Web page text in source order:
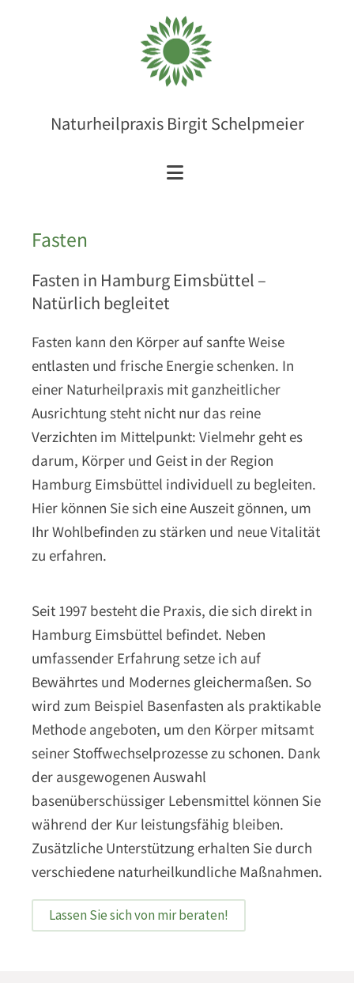
Naturheilpraxis Birgit Schelpmeier
Fasten
Fasten in Hamburg Eimsbüttel –
Natürlich begleitet
Fasten kann den Körper auf sanfte Weise
entlasten und frische Energie schenken. In
einer Naturheilpraxis mit ganzheitlicher
Ausrichtung steht nicht nur das reine
Verzichten im Mittelpunkt: Vielmehr geht es
darum, Körper und Geist in der Region
Hamburg Eimsbüttel individuell zu begleiten.
Hier können Sie sich eine Auszeit gönnen, um
Ihr Wohlbefinden zu stärken und neue Vitalität
zu erfahren.
Seit 1997 besteht die Praxis, die sich direkt in
Hamburg Eimsbüttel befindet. Neben
umfassender Erfahrung setze ich auf
Bewährtes und Modernes gleichermaßen. So
wird zum Beispiel Basenfasten als praktikable
Methode angeboten, um den Körper mitsamt
seiner Stoffwechselprozesse zu schonen. Dank
der ausgewogenen Auswahl
basenüberschüssiger Lebensmittel können Sie
während der Kur leistungsfähig bleiben.
Zusätzliche Unterstützung erhalten Sie durch
verschiedene naturheilkundliche Maßnahmen.
Lassen Sie sich von mir beraten!